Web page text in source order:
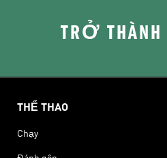
TRỞ
THỂ THAO
Chạy